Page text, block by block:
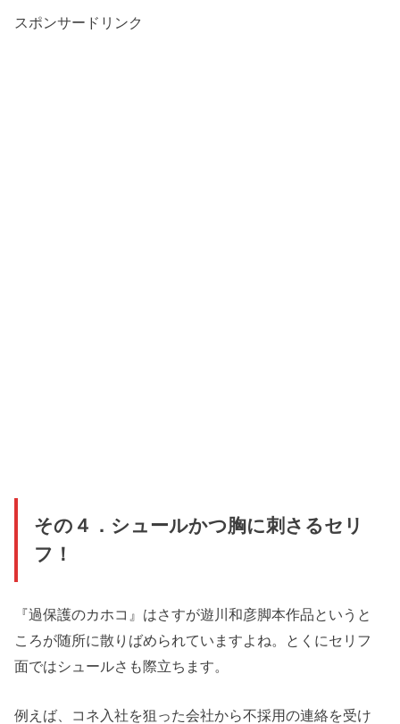
スポンサードリンク
その４．シュールかつ胸に刺さるセリ
フ！
『過保護のカホコ』はさすが遊川和彦脚本作品というと
ころが随所に散りばめられていますよね。とくにセリフ
面ではシュールさも際立ちます。
例えば、コネ入社を狙った会社から不採用の連絡を受け